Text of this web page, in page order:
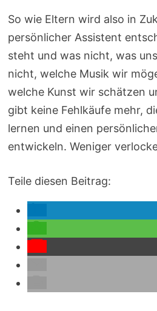
So wie Eltern wird also in
persönlicher Assistent
steht und was nicht, was
nicht, welche Musik wir
welche Kunst wir schätzen
gibt keine Fehlkäufe mehr,
lernen und einen
entwickeln. Weniger
Teile diesen Beitrag: